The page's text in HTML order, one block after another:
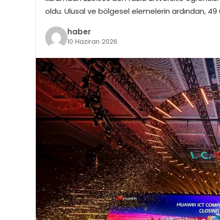
oldu. Ulusal ve bölgesel elemelerin ardından,
haber
10 Haziran 2026